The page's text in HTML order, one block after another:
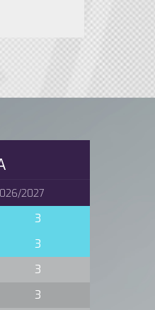
2027
3
3
3
3